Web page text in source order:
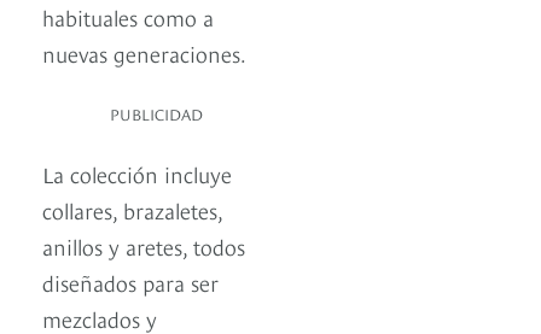
habituales como a
nuevas generaciones.
PUBLICIDAD
La colección incluye
collares, brazaletes,
anillos y aretes, todos
diseñados para ser
mezclados y